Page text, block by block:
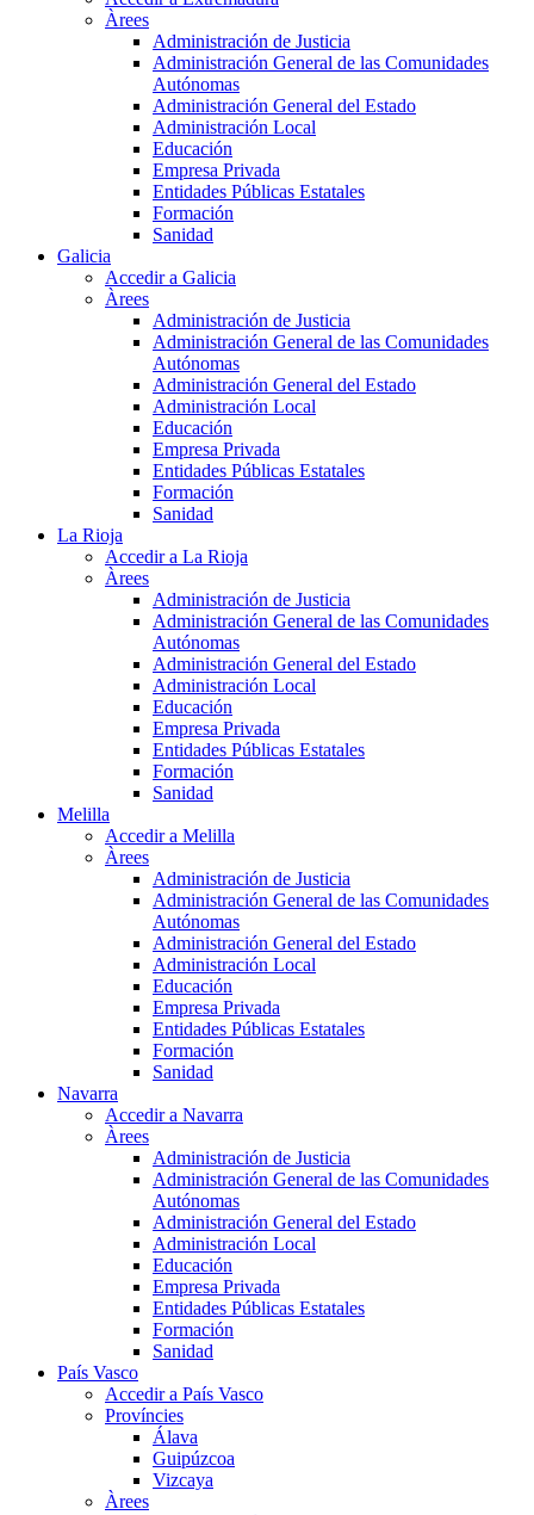
Àrees
Administración de Justicia
Administración General de las Comunidades
Autónomas
Administración General del Estado
Administración Local
Educación
Empresa Privada
Entidades Públicas Estatales
Formación
Sanidad
Galicia
Accedir a Galicia
Àrees
Administración de Justicia
Administración General de las Comunidades
Autónomas
Administración General del Estado
Administración Local
Educación
Empresa Privada
Entidades Públicas Estatales
Formación
Sanidad
La Rioja
Accedir a La Rioja
Àrees
Administración de Justicia
Administración General de las Comunidades
Autónomas
Administración General del Estado
Administración Local
Educación
Empresa Privada
Entidades Públicas Estatales
Formación
Sanidad
Melilla
Accedir a Melilla
Àrees
Administración de Justicia
Administración General de las Comunidades
Autónomas
Administración General del Estado
Administración Local
Educación
Empresa Privada
Entidades Públicas Estatales
Formación
Sanidad
Navarra
Accedir a Navarra
Àrees
Administración de Justicia
Administración General de las Comunidades
Autónomas
Administración General del Estado
Administración Local
Educación
Empresa Privada
Entidades Públicas Estatales
Formación
Sanidad
País Vasco
Accedir a País Vasco
Províncies
Álava
Guipúzcoa
Vizcaya
Àrees